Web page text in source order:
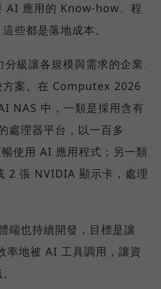
AI 應用的 Know-how、程
些都是落地成本。
級讓各規模與需求的企業
方案。在 Computex 2026
NAS 中，一類是採用含有
處理器平台，以一百多
使用 AI 應用程式；另一類
2 張 NVIDIA 顯示卡，處理
端也持續開發，目標是讓
率地被 AI 工具調用，讓資